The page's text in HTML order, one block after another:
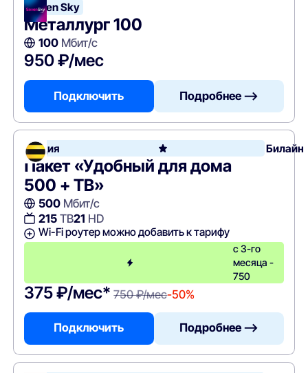
Seven Sky
Металлург 100
100Мбит/с
950 ₽/мес
Подключить Подробнее —>
Акция Билайн
Пакет «Удобный для дома
500 + ТВ»
500Мбит/с
215ТВ21 HD
Wi-Fi роутер можно добавить к тарифу
с 3-го
месяца -
750
375 ₽/мес* 750 ₽/мес-50%
Подключить Подробнее —>